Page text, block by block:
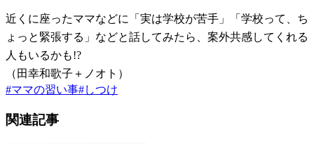
近くに座ったママなどに「実は学校が苦手」「学校って、ち
ょっと緊張する」などと話してみたら、案外共感してくれる
人もいるかも!?
（田幸和歌子＋ノオト）
#ママの習い事#しつけ
関連記事